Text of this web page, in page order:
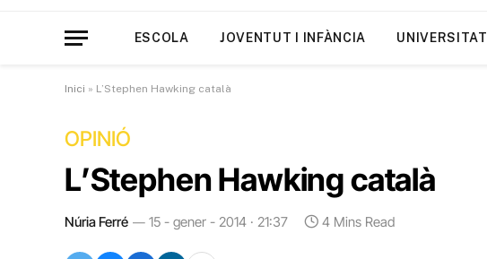
ESCOLA JOVENTUT I INFÀNCIA UNIVERSITAT
Inici » L’Stephen Hawking català
OPINIÓ
L’Stephen Hawking català
Núria Ferré 15 - gener - 2014 · 21:37 4 Mins Read